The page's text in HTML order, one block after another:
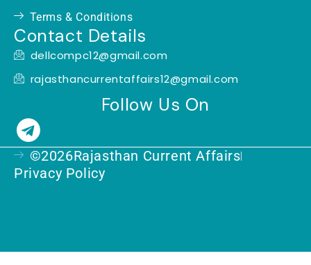
Terms & Conditions
Contact Details
dellcompc12@gmail.com
rajasthancurrentaffairs12@gmail.com
Follow Us On
T
e
l
r
©2026Rajasthan Current Affairs
Privacy Policy